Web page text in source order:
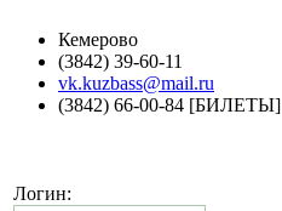
Кемерово
(3842) 39-60-11
vk.kuzbass@mail.ru
(3842) 66-00-84 [БИЛЕТЫ]
Логин: